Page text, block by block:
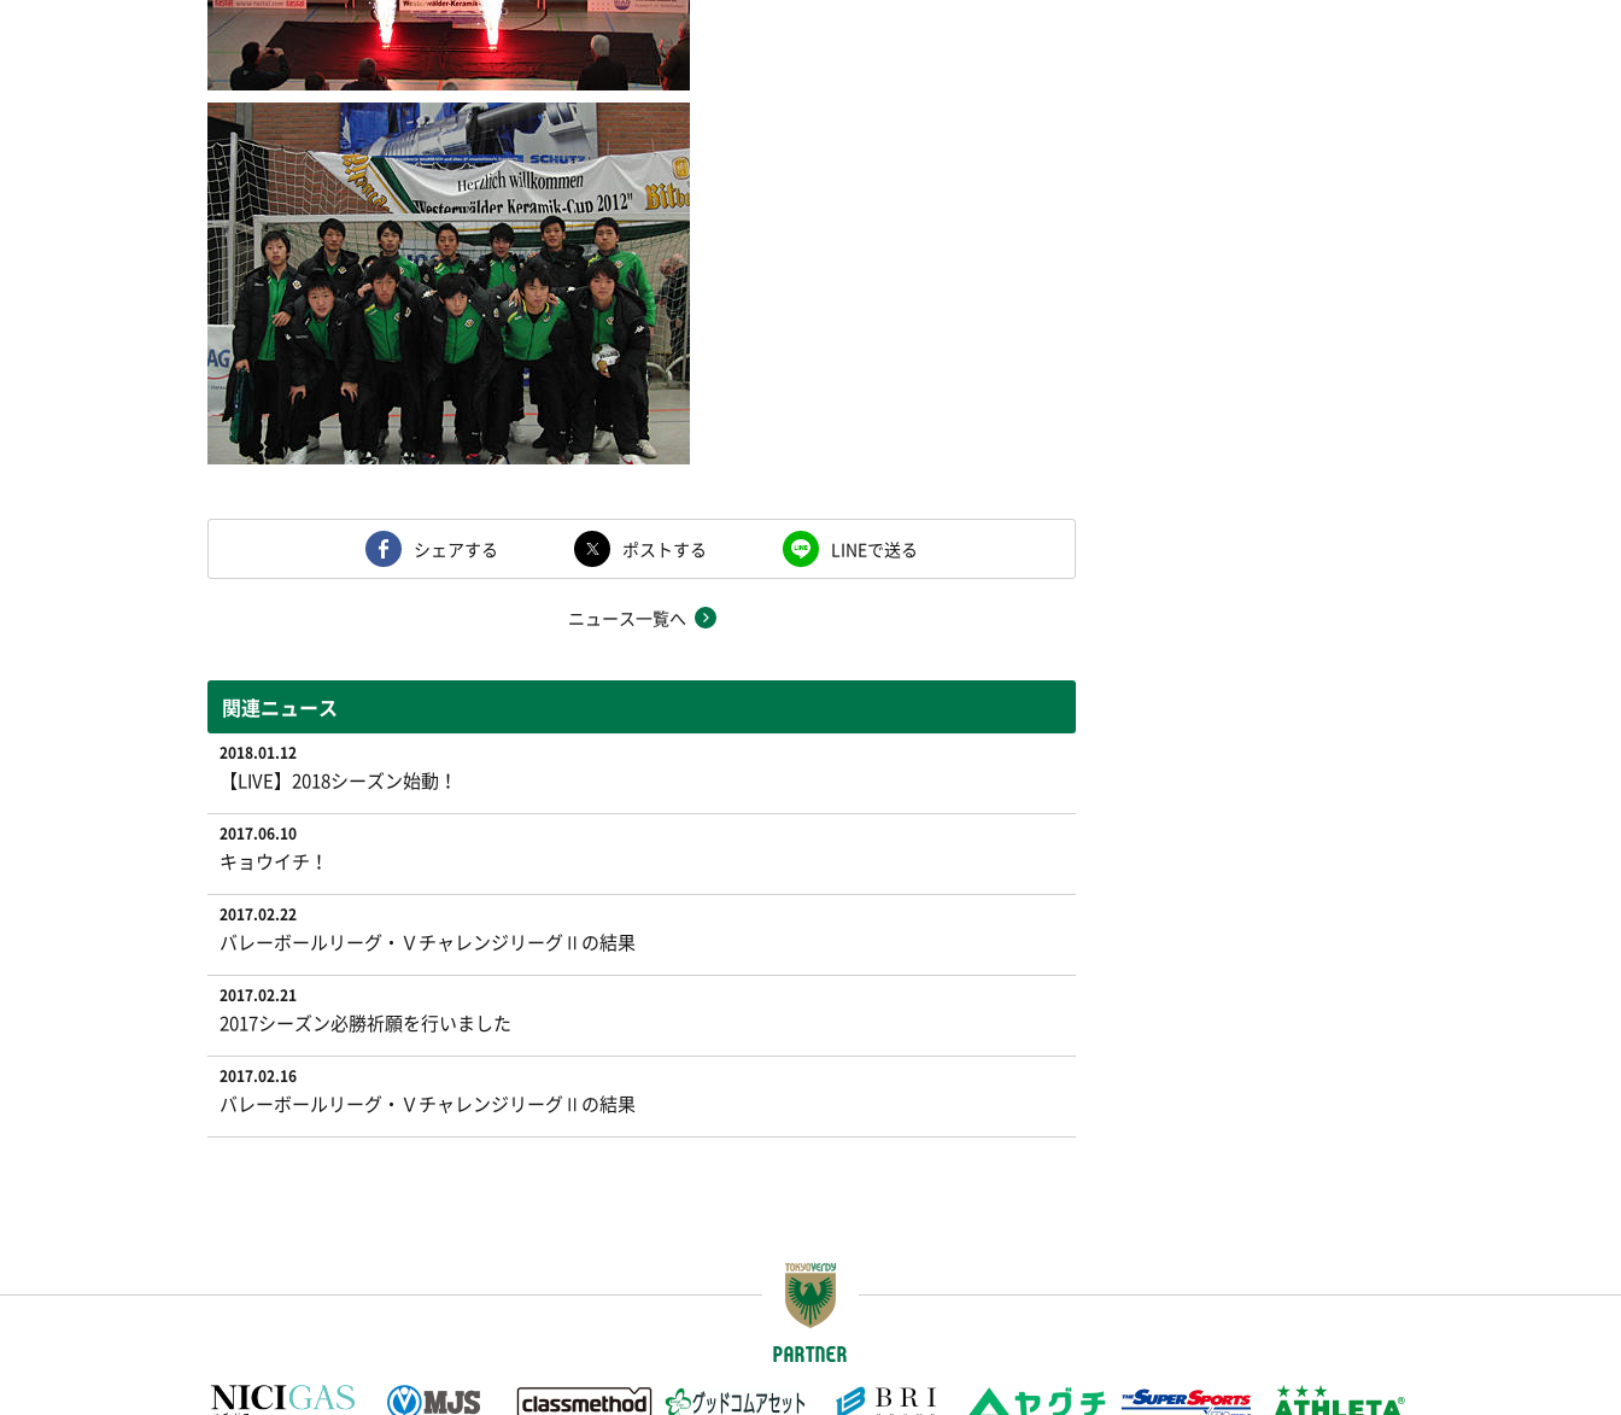
シェアする ポストする LINEで送る
ニュース一覧へ
関連ニュース
2018.01.12
【LIVE】2018シーズン始動！
2017.06.10
キョウイチ！
2017.02.22
バレーボールリーグ・ＶチャレンジリーグⅡの結果
2017.02.21
2017シーズン必勝祈願を行いました
2017.02.16
バレーボールリーグ・ＶチャレンジリーグⅡの結果
PARTNER